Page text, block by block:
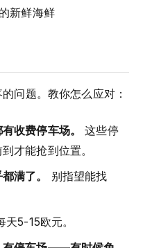
新鲜海鲜
问题。教你怎么应对：
收费停车场。
这些停
才能抢到位置。
满了。
别指望能找
5-15欧元。